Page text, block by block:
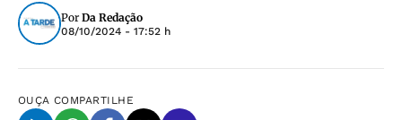
Por Da Redação
08/10/2024 - 17:52 h
OUÇA COMPARTILHE